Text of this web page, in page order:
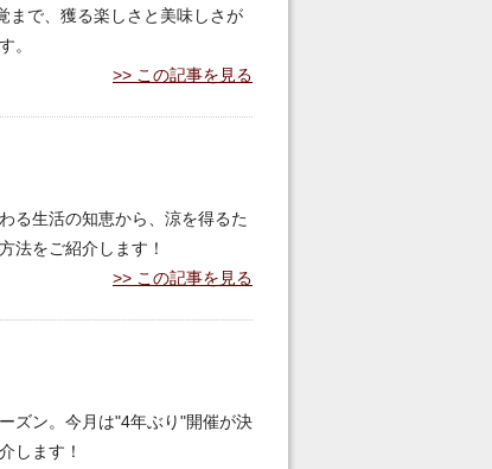
まで、獲る楽しさと美味しさが
。
この記事を見る
る生活の知恵から、涼を得るた
法をご紹介します！
この記事を見る
ズン。今月は"4年ぶり"開催が決
します！